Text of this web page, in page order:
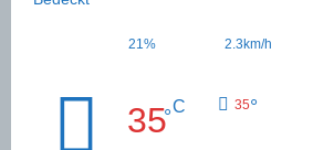
21% 2.3km/h
35°C 35°